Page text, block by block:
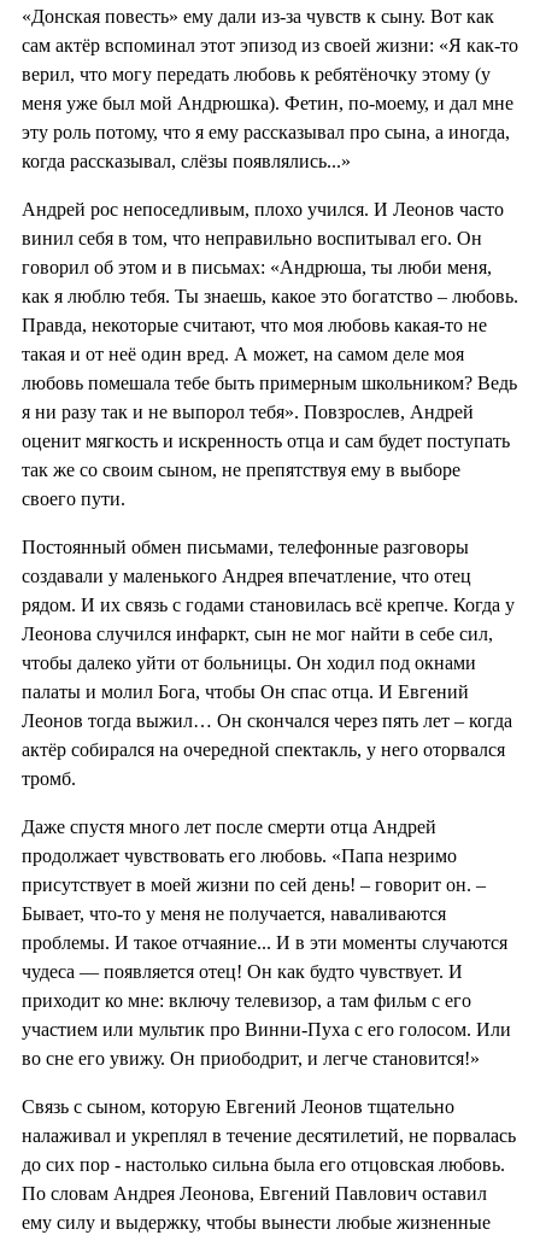
«Донская повесть» ему дали из-за чувств к сыну. Вот как
сам актёр вспоминал этот эпизод из своей жизни: «Я как-то
верил, что могу передать любовь к ребятёночку этому (у
меня уже был мой Андрюшка). Фетин, по-моему, и дал мне
эту роль потому, что я ему рассказывал про сына, а иногда,
когда рассказывал, слёзы появлялись...»
Андрей рос непоседливым, плохо учился. И Леонов часто
винил себя в том, что неправильно воспитывал его. Он
говорил об этом и в письмах: «Андрюша, ты люби меня,
как я люблю тебя. Ты знаешь, какое это богатство – любовь.
Правда, некоторые считают, что моя любовь какая-то не
такая и от неё один вред. А может, на самом деле моя
любовь помешала тебе быть примерным школьником? Ведь
я ни разу так и не выпорол тебя». Повзрослев, Андрей
оценит мягкость и искренность отца и сам будет поступать
так же со своим сыном, не препятствуя ему в выборе
своего пути.
Постоянный обмен письмами, телефонные разговоры
создавали у маленького Андрея впечатление, что отец
рядом. И их связь с годами становилась всё крепче. Когда у
Леонова случился инфаркт, сын не мог найти в себе сил,
чтобы далеко уйти от больницы. Он ходил под окнами
палаты и молил Бога, чтобы Он спас отца. И Евгений
Леонов тогда выжил… Он скончался через пять лет – когда
актёр собирался на очередной спектакль, у него оторвался
тромб.
Даже спустя много лет после смерти отца Андрей
продолжает чувствовать его любовь. «Папа незримо
присутствует в моей жизни по сей день! – говорит он. –
Бывает, что-то у меня не получается, наваливаются
проблемы. И такое отчаяние... И в эти моменты случаются
чудеса — появляется отец! Он как будто чувствует. И
приходит ко мне: включу телевизор, а там фильм с его
участием или мультик про Винни-Пуха с его голосом. Или
во сне его увижу. Он приободрит, и легче становится!»
Связь с сыном, которую Евгений Леонов тщательно
налаживал и укреплял в течение десятилетий, не порвалась
до сих пор - настолько сильна была его отцовская любовь.
По словам Андрея Леонова, Евгений Павлович оставил
ему силу и выдержку, чтобы вынести любые жизненные